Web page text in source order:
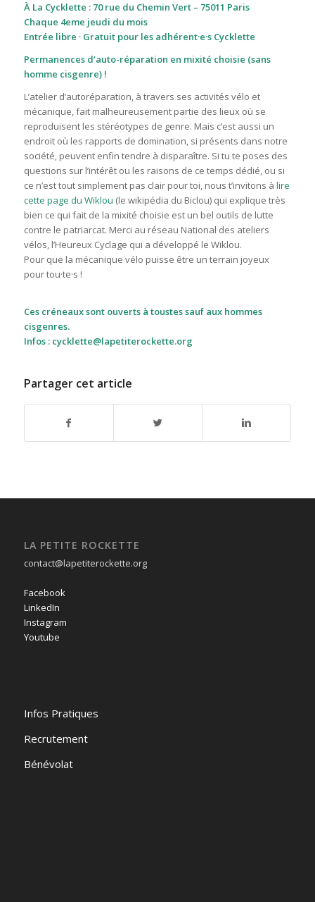
À La Cycklette : 70 rue du Chemin Vert – 75011 Paris
Chaque 4eme jeudi du mois
Entrée libre · Gratuit pour les adhérent·e·s Cycklette
Permanences d’auto-réparation en mixité choisie (sans
homme cisgenre) !
L’atelier d’autoréparation, à travers ses activités vélo et
mécanique, fait malheureusement partie des lieux où se
reproduisent les stéréotypes de genre. Mais c’est aussi un
endroit où les rapports de domination, si présents dans notre
société, peuvent enfin tendre à disparaître. Si tu te poses des
questions sur l’intérêt ou les raisons de ce temps dédié, ou si
ce n’est tout simplement pas clair pour toi, nous t’invitons à lire
cette page du Wiklou (le wikipédia du Biclou) qui explique très
bien ce qui fait de la mixité choisie est un bel outils de lutte
contre le patriarcat. Merci au réseau National des ateliers
vélos, l’Heureux Cyclage qui a développé le Wiklou.
Pour que la mécanique vélo puisse être un terrain joyeux
pour tou·te·s !
Ces créneaux sont ouverts à toustes sauf aux hommes
cisgenres.
Infos : cycklette@lapetiterockette.org
Partager cet article
LA PETITE ROCKETTE
contact@lapetiterockette.org
Facebook
LinkedIn
Instagram
Youtube
Infos Pratiques
Recrutement
Bénévolat